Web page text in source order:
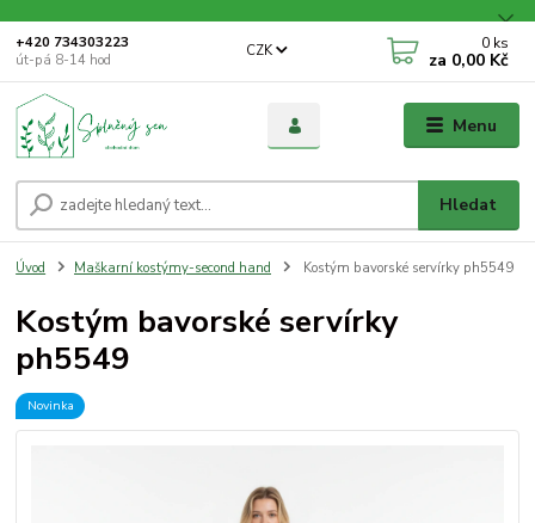
Menu
CZK
Hledat
+420 734303223
út-pá 8-14 hod
0 ks
za 0,00 Kč
Úvod Maškarní kostýmy-second hand Kostým bavorské servírky ph5549
Kostým bavorské servírky
ph5549
Novinka